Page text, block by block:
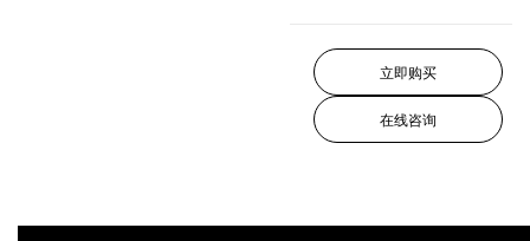
立即购买
在线咨询